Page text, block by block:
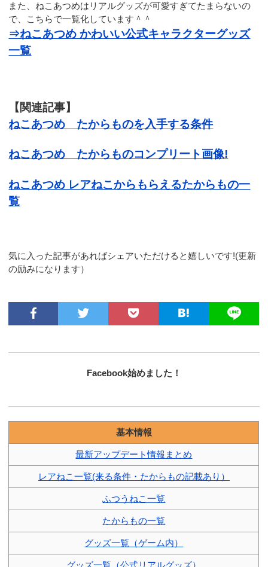
また、ねこあつめはリアルグッズが可愛すぎてたまらないの
で、こちらで一覧化しています＾＾
⇒ねこあつめ かわいい公式キャラクターグッズ
一覧
【関連記事】
ねこあつめ たからものを入手する条件
ねこあつめ たからものコンプリート画像!
ねこあつめ レアねこからもらえるたからもの一
覧
気に入った記事があればシェアいただけると嬉しいです!(更新
の励みになります）
Facebook始めました！
基本情報
最新アップデート情報まとめ
レアねこ一覧(来る条件・たからもの記載あり）
ふつうねこ一覧
たからもの一覧
グッズ一覧（ゲーム内）
グッズ一覧（公式リアルグッズ）